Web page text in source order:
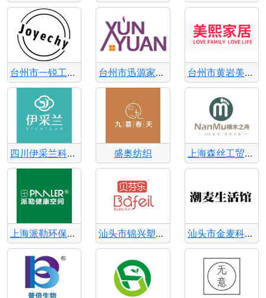
台州市一锐工业设计-JOYECHY 台州市迅源家居用品有限公司 台州市黄岩美熙家居用品有限公司
四川伊采兰科技有限公司 盛奥纺织 上海森丝工贸有限公司
上海派勒环保科技有限公司 汕头市锦兴塑胶有限公司 汕头市金麦科技有限公司